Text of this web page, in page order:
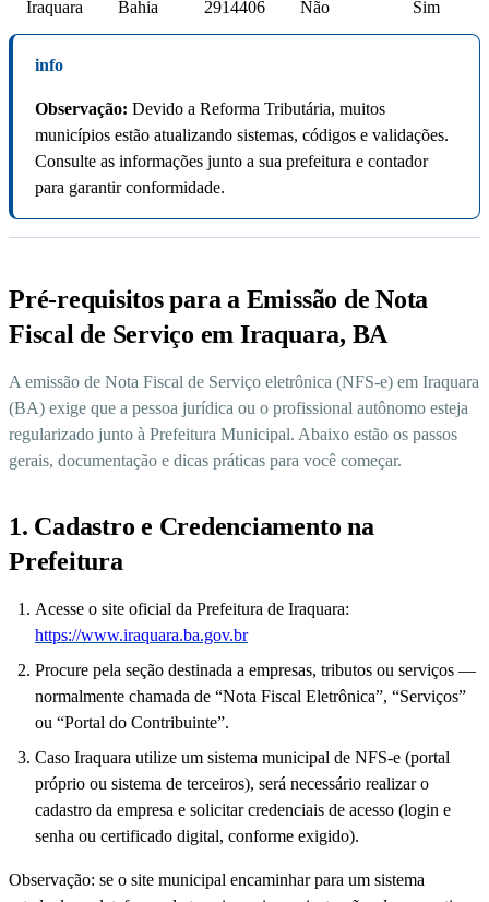
Iraquara Bahia 2914406 Não Sim
info
Observação: Devido a Reforma Tributária, muitos
municípios estão atualizando sistemas, códigos e validações.
Consulte as informações junto a sua prefeitura e contador
para garantir conformidade.
Pré-requisitos para a Emissão de Nota
Fiscal de Serviço em Iraquara, BA
A emissão de Nota Fiscal de Serviço eletrônica (NFS-e) em Iraquara
(BA) exige que a pessoa jurídica ou o profissional autônomo esteja
regularizado junto à Prefeitura Municipal. Abaixo estão os passos
gerais, documentação e dicas práticas para você começar.
1. Cadastro e Credenciamento na
Prefeitura
Acesse o site oficial da Prefeitura de Iraquara:
https://www.iraquara.ba.gov.br
Procure pela seção destinada a empresas, tributos ou serviços —
normalmente chamada de “Nota Fiscal Eletrônica”, “Serviços”
ou “Portal do Contribuinte”.
Caso Iraquara utilize um sistema municipal de NFS-e (portal
próprio ou sistema de terceiros), será necessário realizar o
cadastro da empresa e solicitar credenciais de acesso (login e
senha ou certificado digital, conforme exigido).
Observação: se o site municipal encaminhar para um sistema